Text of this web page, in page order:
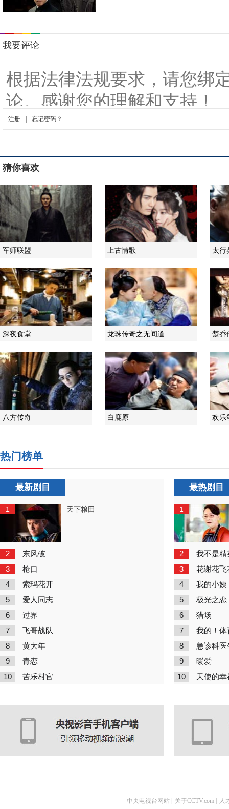
猜你喜欢
军师联盟 上古情歌 太行
深夜食堂 龙珠传奇之无间道 楚乔
八方传奇 白鹿原 欢乐
热门榜单
最新剧目
1 天下粮田
2 东风破
3 枪口
4 索玛花开
5 爱人同志
6 过界
7 飞哥战队
8 黄大年
9 青恋
10 苦乐村官
最热剧目
1
2 我不是精
3 花谢花飞
4 我的小姨
5 极光之恋
6 猎场
7 我的！体
8 急诊科医
9 暖爱
10 天使的幸
中央电视台网站 关于CCTV.com 人